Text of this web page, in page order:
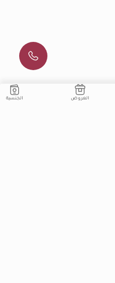
العروض الجنسية